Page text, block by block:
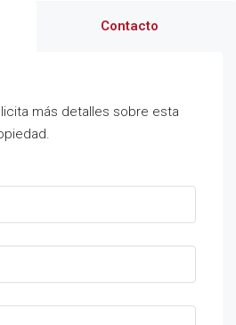
Contacto
más detalles sobre esta